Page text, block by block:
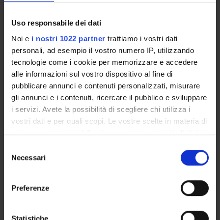
Uso responsabile dei dati
Noi e i nostri 1022 partner trattiamo i vostri dati
personali, ad esempio il vostro numero IP, utilizzando
tecnologie come i cookie per memorizzare e accedere
alle informazioni sul vostro dispositivo al fine di
pubblicare annunci e contenuti personalizzati, misurare
gli annunci e i contenuti, ricercare il pubblico e sviluppare
i servizi. Avete la possibilità di scegliere chi utilizza i
vostri dati e per quali scopi. Le vostre scelte in materia di
privacy sono applicabili solo su questa proprietà digitale
modificare o revocare il proprio consenso in qualsiasi
momento dalla Dichiarazione sui cookie o facendo clic
raccogliere informazioni sulla tua posizione
delNecessari
Preferenze
Calendario didattico
Orario lezioni
Piani didattici
Calendario esami
Bacheca avvisi
Proposte tesi e stage
Organi collegiali e di governo
Docenti
DOTTORATI, MASTER E FORMAZIONE SUPERIORE